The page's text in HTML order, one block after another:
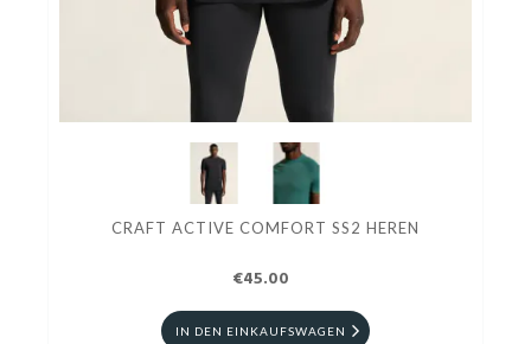
CRAFT ACTIVE COMFORT SS2 HEREN
€45.00
IN DEN EINKAUFSWAGEN